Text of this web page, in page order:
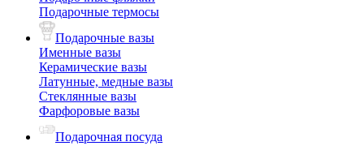
Подарочные термосы
Подарочные вазы
Именные вазы
Керамические вазы
Латунные, медные вазы
Стеклянные вазы
Фарфоровые вазы
Подарочная посуда